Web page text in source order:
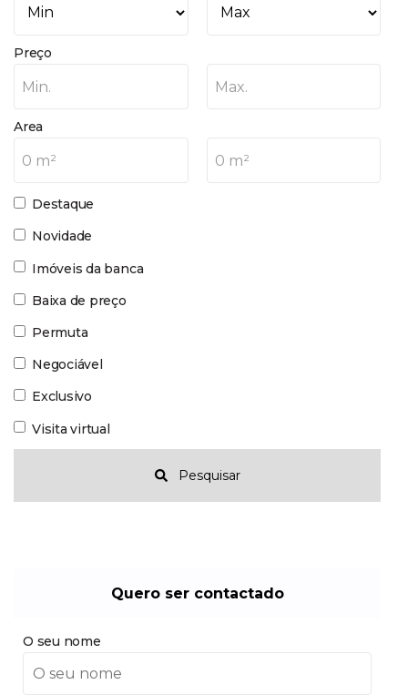
Preço
Min. Max.
Area
0 m² 0 m²
Destaque
Novidade
Imóveis da banca
Baixa de preço
Permuta
Negociável
Exclusivo
Visita virtual
Pesquisar
Quero ser contactado
O seu nome